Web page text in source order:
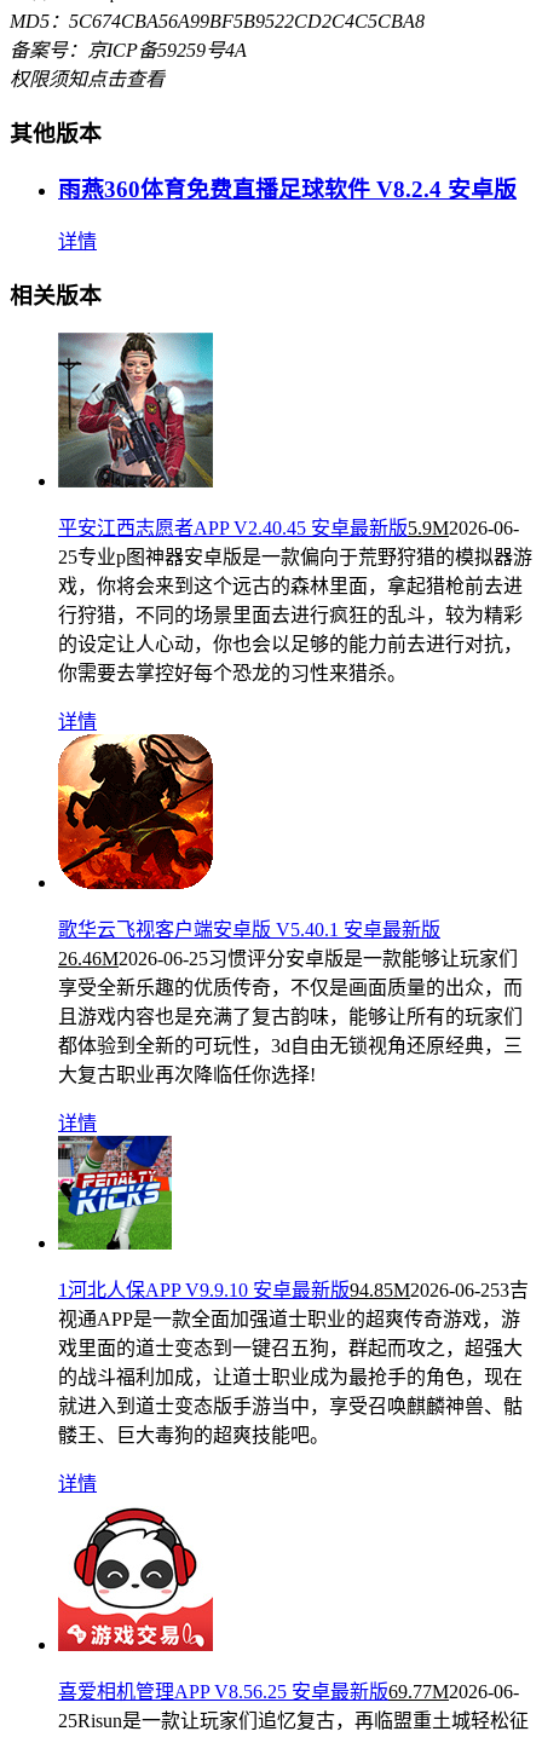
MD5：5C674CBA56A99BF5B9522CD2C4C5CBA8
备案号：京ICP备59259号4A
权限须知点击查看
其他版本
雨燕360体育免费直播足球软件 V8.2.4 安卓版
详情
相关版本
平安江西志愿者APP V2.40.45 安卓最新版5.9M2026-06-
25专业p图神器安卓版是一款偏向于荒野狩猎的模拟器游
戏，你将会来到这个远古的森林里面，拿起猎枪前去进
行狩猎，不同的场景里面去进行疯狂的乱斗，较为精彩
的设定让人心动，你也会以足够的能力前去进行对抗，
你需要去掌控好每个恐龙的习性来猎杀。
详情
歌华云飞视客户端安卓版 V5.40.1 安卓最新版
26.46M2026-06-25习惯评分安卓版是一款能够让玩家们
享受全新乐趣的优质传奇，不仅是画面质量的出众，而
且游戏内容也是充满了复古韵味，能够让所有的玩家们
都体验到全新的可玩性，3d自由无锁视角还原经典，三
大复古职业再次降临任你选择!
详情
1河北人保APP V9.9.10 安卓最新版94.85M2026-06-253吉
视通APP是一款全面加强道士职业的超爽传奇游戏，游
戏里面的道士变态到一键召五狗，群起而攻之，超强大
的战斗福利加成，让道士职业成为最抢手的角色，现在
就进入到道士变态版手游当中，享受召唤麒麟神兽、骷
髅王、巨大毒狗的超爽技能吧。
详情
喜爱相机管理APP V8.56.25 安卓最新版69.77M2026-06-
25Risun是一款让玩家们追忆复古，再临盟重土城轻松征